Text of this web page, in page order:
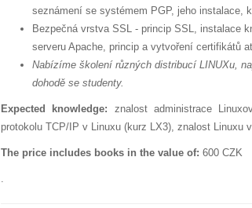
seznámení se systémem PGP, jeho instalace,
Bezpečná vrstva SSL - princip SSL, instalace
serveru Apache, princip a vytvoření certifikátů
Nabízíme školení různých distribucí LINUXu,
dohodě se studenty.
Expected knowledge: znalost administrace
protokolu TCP/IP v Linuxu (kurz LX3), znalost Linuxu
The price includes books in the value of: 600 CZK
.